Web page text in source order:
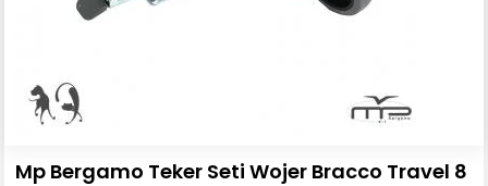
Mp Bergamo Teker Seti Wojer Bracco Travel 8